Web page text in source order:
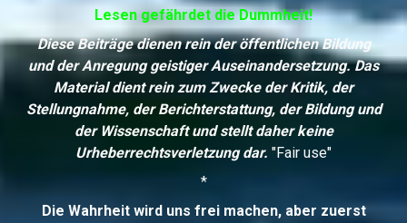
Lesen gefährdet die Dummheit!
Diese Beiträge dienen rein der öffentlichen Bildung
und der Anregung geistiger Auseinandersetzung. Das
Material dient rein zum Zwecke der Kritik, der
Stellungnahme, der Berichterstattung, der Bildung und
der Wissenschaft und stellt daher keine
Urheberrechtsverletzung dar. "Fair use"
*
Die Wahrheit wird uns frei machen, aber zuerst